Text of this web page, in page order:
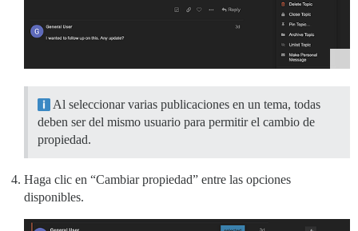
Al seleccionar varias publicaciones en un tema, todas
deben ser del mismo usuario para permitir el cambio de
propiedad.
Haga clic en “Cambiar propiedad” entre las opciones
disponibles.